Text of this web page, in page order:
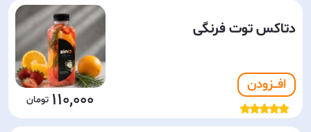
دتاکس توت فرنگی
افـــزودن
110,000